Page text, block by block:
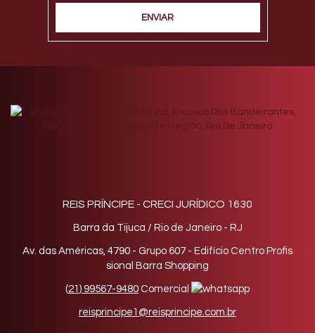
REIS PRÍNCIPE - CRECI JURÍDICO 1630
Barra da Tijuca / Rio de Janeiro - RJ
Av. das Américas, 4790 - Grupo 607 - Edifício Centro Profis
sional Barra Shopping
(21 ) 99567-9480 Comercial
reisprincipe1@reisprincipe.com.br